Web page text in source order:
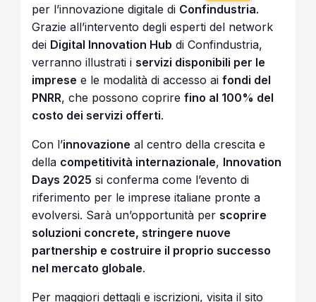
per l’innovazione digitale di Confindustria.
Grazie all’intervento degli esperti del network
dei Digital Innovation Hub di Confindustria,
verranno illustrati i servizi disponibili per le
imprese e le modalità di accesso aifondi del
PNRR, che possono coprirefino al 100% del
costo dei servizi offerti.
Con l’innovazione al centro della crescita e
della competitività internazionale, Innovation
Days 2025 si conferma come l’evento di
riferimento per le imprese italiane pronte a
evolversi. Sarà un’opportunità per scoprire
soluzioni concrete, stringere nuove
partnership e costruire il proprio successo
nel mercato globale.
Per maggiori dettagli e iscrizioni, visita il sito